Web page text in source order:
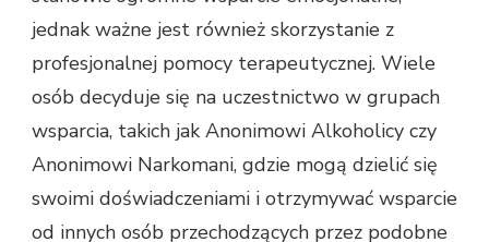
jednak ważne jest również skorzystanie z
profesjonalnej pomocy terapeutycznej. Wiele
osób decyduje się na uczestnictwo w grupach
wsparcia, takich jak Anonimowi Alkoholicy czy
Anonimowi Narkomani, gdzie mogą dzielić się
swoimi doświadczeniami i otrzymywać wsparcie
od innych osób przechodzących przez podobne